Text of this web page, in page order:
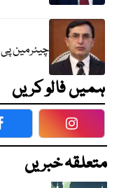
چیئرمین پی
ہمیں فالو کریں
متعلقہ خبریں